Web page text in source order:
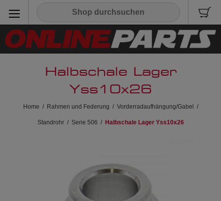
Halbschale Lager
Yss10x26
Home / Rahmen und Federung / Vorderradaufhängung/Gabel /
Standrohr / Serie 506 / Halbschale Lager Yss10x26